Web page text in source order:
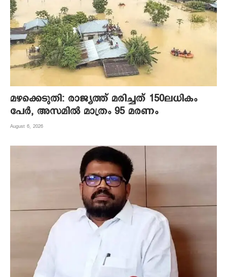
മഴക്കെടുതി: രാജ്യത്ത് മരിച്ചത് 150ലധികം
പേർ, അസമിൽ മാത്രം 95 മരണം
August 6, 2026